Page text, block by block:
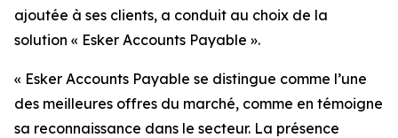
ajoutée à ses clients, a conduit au choix de la
solution « Esker Accounts Payable ».
« Esker Accounts Payable se distingue comme l’une
des meilleures offres du marché, comme en témoigne
sa reconnaissance dans le secteur. La présence